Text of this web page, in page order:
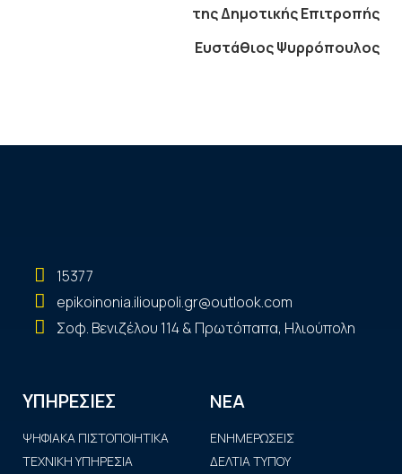
της Δημοτικής Επιτροπής
Ευστάθιος Ψυρρόπουλος
15377
epikoinonia.ilioupoli.gr@outlook.com
Σοφ. Βενιζέλου 114 & Πρωτόπαπα, Ηλιούπολη
ΥΠΗΡΕΣΙΕΣ
ΨΗΦΙΑΚΑ ΠΙΣΤΟΠΟΙΗΤΙΚΑ
ΤΕΧΝΙΚΗ ΥΠΗΡΕΣΙΑ
ΝΕΑ
ΕΝΗΜΕΡΩΣΕΙΣ
ΔΕΛΤΙΑ ΤΥΠΟΥ